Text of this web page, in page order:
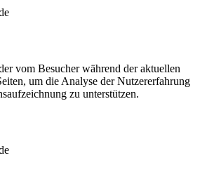
vom Besucher während der aktuellen
um die Analyse der Nutzererfahrung
zu unterstützen.